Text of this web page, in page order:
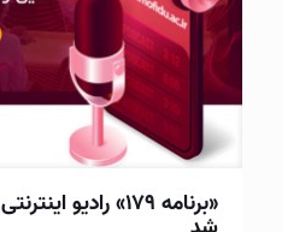
«برنامه ۱۷۹»